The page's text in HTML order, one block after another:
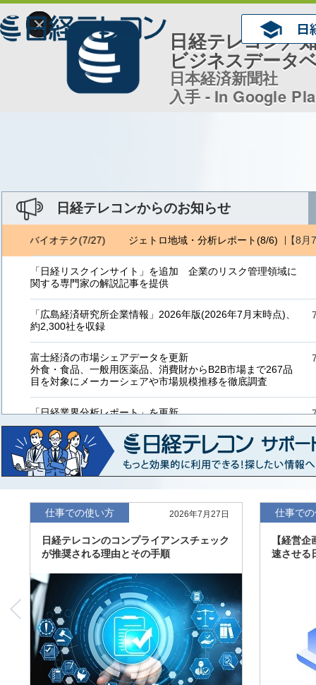
×
日経テレコン／
ビジネスデータ
日本経済新聞社
入手 - In Google
日経テレコンからのお知らせ
【8月
日経バイオテク(7/27) ジェトロ地域・分析レポート(8/6) 日経バ
「日経リスクインサイト」を追加 企業のリスク管理領域に
関する専門家の解説記事を提供
「広島経済研究所企業情報」2026年版(2026年7月末時点)、
約2,300社を収録
富士経済の市場シェアデータを更新
外食・食品、一般用医薬品、消費財からB2B市場まで267品
目を対象にメーカーシェアや市場規模推移を徹底調査
「日経業界分析レポート」を更新
「工業用プラスチック製品」「システムインテグレーター」
など20業界の内容を刷新
「東洋経済海外進出企業情報」の2026年版、約3万6千社を
収録
「東洋経済外資系企業情報」の2026年版、約3,100社を収録
「日経POS情報マーケットレポート」の最新版、10～3月実
績の市場動向を速報
「東洋経済会社四季報」2026年夏号に更新、新たに2027年
度の予想を実施
仕事での使い方 2026年7月27日
日経テレコンのコンプライアンスチェック
が推奨される理由とその手順
仕事で
【経営
速させる